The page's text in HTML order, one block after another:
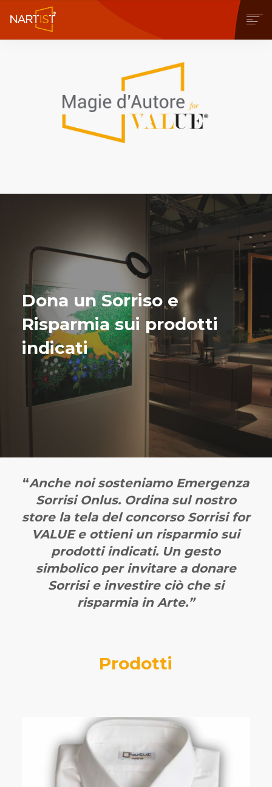
Dona un Sorriso e
Risparmia sui prodotti
indicati
“Anche noi sosteniamo Emergenza
Sorrisi Onlus. Ordina sul nostro
store latela del concorso Sorrisi for
VALUEe ottieni un risparmio sui
prodotti indicati. Un gesto
simbolico per invitare a donare
Sorrisi e investire ciò che si
risparmia in Arte.”
Prodotti